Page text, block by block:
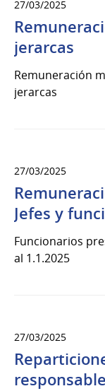
27/03/2025
jerarcas
Remuneración
jerarcas
27/03/2025
Jefes y
Funcionarios
al 1.1.2025
27/03/2025